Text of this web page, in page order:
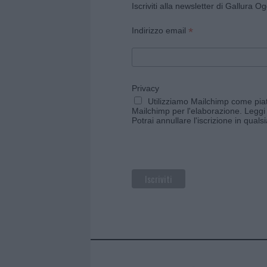
Iscriviti alla newsletter di Gallura
Indirizzo email *
Privacy
Utilizziamo Mailchimp come
Mailchimp per l'elaborazione.
Potrai annullare l'iscrizione in